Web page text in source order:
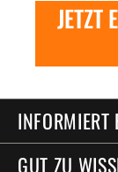
JETZT
INFORMIERT
GUT ZU